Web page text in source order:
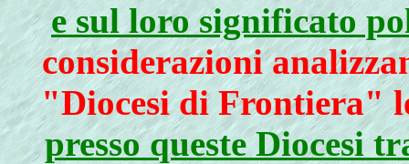
e sul loro significato
considerazioni
"Diocesi di Frontiera"
presso queste Diocesi